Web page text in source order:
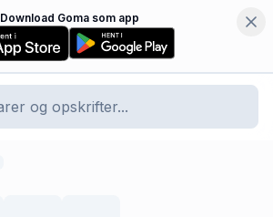
Download Goma som app